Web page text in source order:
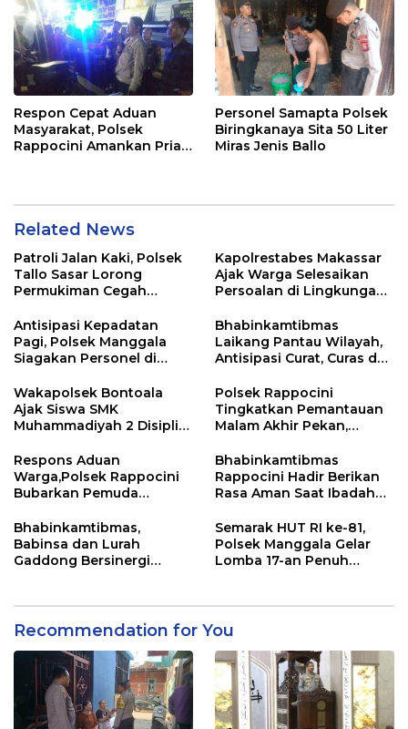
Respon Cepat Aduan
Masyarakat, Polsek
Rappocini Amankan Pria
Personel Samapta Polsek
Biringkanaya Sita 50 Liter
Miras Jenis Ballo
Related News
Patroli Jalan Kaki, Polsek
Tallo Sasar Lorong
Permukiman Cegah
Kapolrestabes Makassar
Ajak Warga Selesaikan
Persoalan di Lingkungan
Antisipasi Kepadatan
Pagi, Polsek Manggala
Siagakan Personel di
Bhabinkamtibmas
Laikang Pantau Wilayah,
Antisipasi Curat, Curas dan
Wakapolsek Bontoala
Ajak Siswa SMK
Muhammadiyah 2 Disiplin
Remaja
Polsek Rappocini
Tingkatkan Pemantauan
Malam Akhir Pekan,
dan Balapan Liar
Respons Aduan
Warga,Polsek Rappocini
Bubarkan Pemuda
Bhabinkamtibmas
Rappocini Hadir Berikan
Rasa Aman Saat Ibadah
Bhabinkamtibmas,
Babinsa dan Lurah
Gaddong Bersinergi
Semarak HUT RI ke-81,
Polsek Manggala Gelar
Lomba 17-an Penuh
Recommendation for You